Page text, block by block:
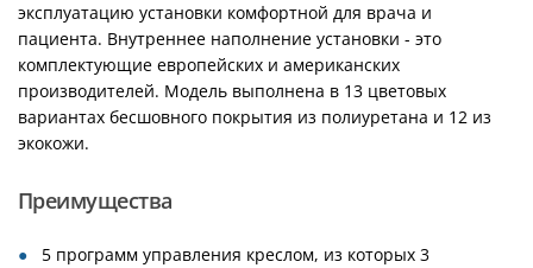
эксплуатацию установки комфортной для врача и
пациента. Внутреннее наполнение установки - это
комплектующие европейских и американских
производителей. Модель выполнена в 13 цветовых
вариантах бесшовного покрытия из полиуретана и 12 из
экокожи.
Преимущества
5 программ управления креслом, из которых 3